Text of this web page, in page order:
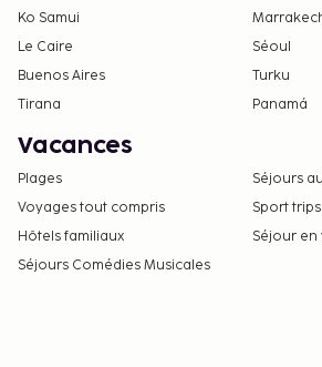
Ko Samui
Le Caire
Séoul
Buenos Aires
Turku
Tirana
Panamá
Vacances
Plages
Séjours
Voyages tout compris
Sport trips
Hôtels familiaux
Séjour en
Séjours Comédies Musicales